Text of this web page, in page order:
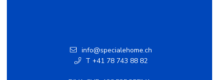
info@specialehome.ch
T +41 78 743 88 82